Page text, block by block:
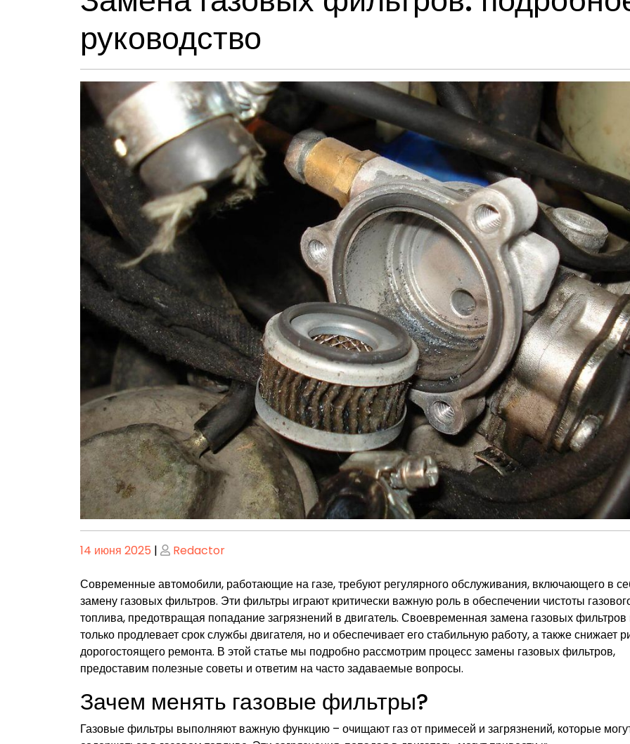
руководство
Опубликовано
14 июня 2025 | Опубликовано
Redactor
Современные автомобили, работающие на газе, требуют регулярного обслуживания, включающего в
замену газовых фильтров. Эти фильтры играют критически важную роль в обеспечении чистоты
топлива, предотвращая попадание загрязнений в двигатель. Своевременная замена газовых фильтров
только продлевает срок службы двигателя, но и обеспечивает его стабильную работу, а также снижает
дорогостоящего ремонта. В этой статье мы подробно рассмотрим процесс замены газовых фильтров,
предоставим полезные советы и ответим на часто задаваемые вопросы.
Зачем менять газовые фильтры?
Газовые фильтры выполняют важную функцию – очищают газ от примесей и загрязнений, которые